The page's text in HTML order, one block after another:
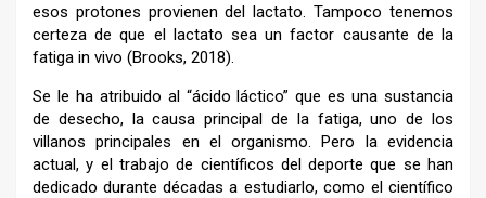
esos protones provienen del lactato. Tampoco tenemos
certeza de que el lactato sea un factor causante de la
fatiga in vivo (Brooks, 2018).
Se le ha atribuido al “ácido láctico” que es una sustancia
de desecho, la causa principal de la fatiga, uno de los
villanos principales en el organismo. Pero la evidencia
actual, y el trabajo de científicos del deporte que se han
dedicado durante décadas a estudiarlo, como el científico